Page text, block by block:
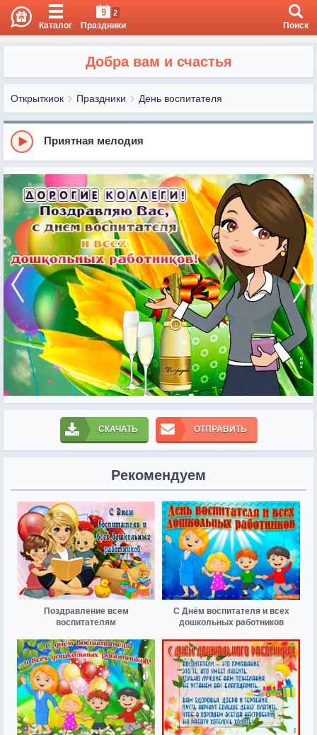
Каталог
9 2
Праздники Поиск
Добра вам и счастья
Открыткиок Праздники День воспитателя
Приятная мелодия
СКАЧАТЬ ОТПРАВИТЬ
Рекомендуем
Поздравление всем
воспитателям
С Днём воспитателя и всех
дошкольных работников